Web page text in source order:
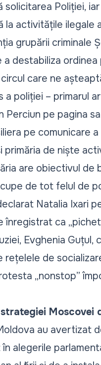
solicitarea Poliției, iar
activitățile ilegale
grupării criminale
destabiliza ordinea
care ne
a poliției – primarul
Perciun pe pagina
pe comunicare a
primăria de niște
are obiectivul de
de tot felul de
Natalia Ixari
ca
Evghenia Guțul,
de
„nonstop”
Moscovei
au avertizat
alegerile